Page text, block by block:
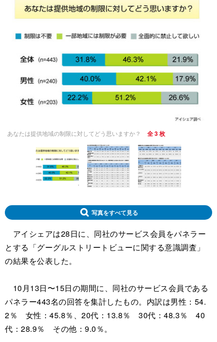
あなたは提供地域の制限に対してどう思いますか？ 全 3 枚
写真をすべて見る
アイシェアは28日に、同社のサービス会員をパネラー
とする「グーグルストリートビューに関する意識調査」
の結果を公表した。
10月13日〜15日の期間に、同社のサービス会員である
パネラー443名の回答を集計したもの。内訳は男性：54.
2％ 女性：45.8％、20代：13.8％ 30代：48.3％ 40
代：28.9％ その他：9.0％。